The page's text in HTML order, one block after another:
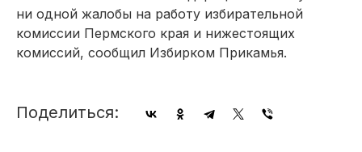
ни одной жалобы на работу избирательной
комиссии Пермского края и нижестоящих
комиссий, сообщил Избирком Прикамья.
Поделиться: